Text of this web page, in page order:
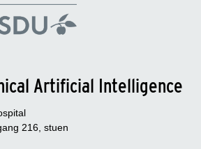
Artificial Intelligence
216, stuen